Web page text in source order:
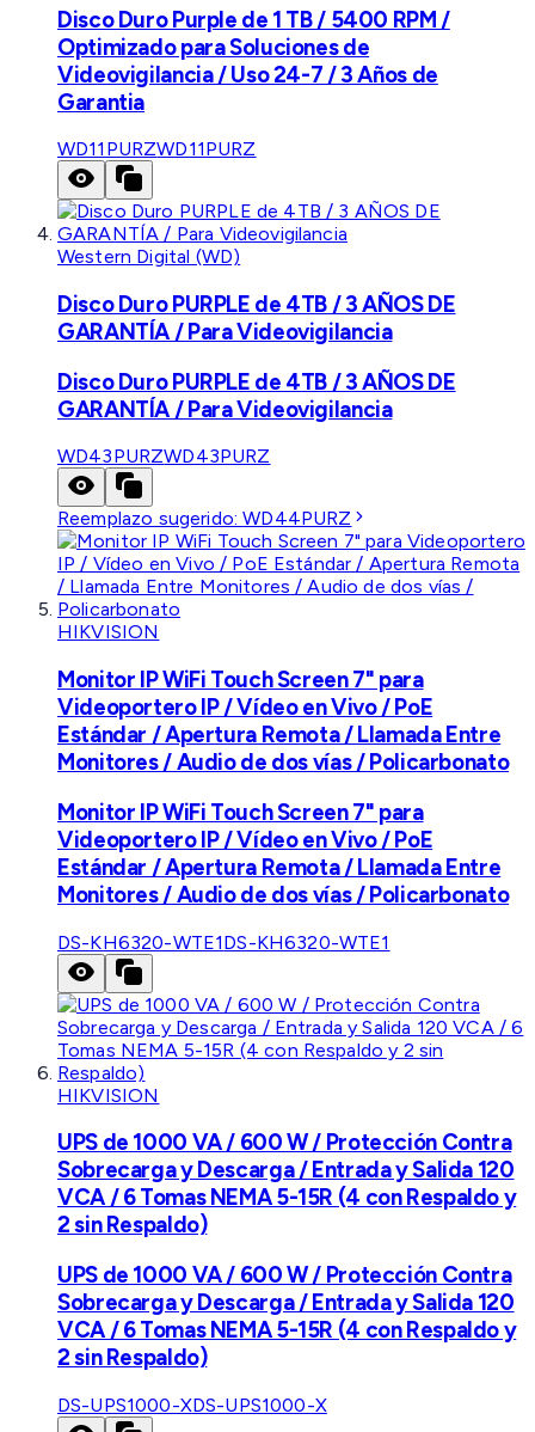
Disco Duro Purple de 1 TB / 5400 RPM /
Optimizado para Soluciones de
Videovigilancia / Uso 24-7 / 3 Años de
Garantia
WD11PURZWD11PURZ
Western Digital (WD)
Disco Duro PURPLE de 4TB / 3 AÑOS DE
GARANTÍA / Para Videovigilancia
Disco Duro PURPLE de 4TB / 3 AÑOS DE
GARANTÍA / Para Videovigilancia
WD43PURZWD43PURZ
Reemplazo sugerido:WD44PURZ
HIKVISION
Monitor IP WiFi Touch Screen 7" para
Videoportero IP / Vídeo en Vivo / PoE
Estándar / Apertura Remota / Llamada Entre
Monitores / Audio de dos vías / Policarbonato
Monitor IP WiFi Touch Screen 7" para
Videoportero IP / Vídeo en Vivo / PoE
Estándar / Apertura Remota / Llamada Entre
Monitores / Audio de dos vías / Policarbonato
DS-KH6320-WTE1DS-KH6320-WTE1
HIKVISION
UPS de 1000 VA / 600 W / Protección Contra
Sobrecarga y Descarga / Entrada y Salida 120
VCA / 6 Tomas NEMA 5-15R (4 con Respaldo y
2 sin Respaldo)
UPS de 1000 VA / 600 W / Protección Contra
Sobrecarga y Descarga / Entrada y Salida 120
VCA / 6 Tomas NEMA 5-15R (4 con Respaldo y
2 sin Respaldo)
DS-UPS1000-XDS-UPS1000-X